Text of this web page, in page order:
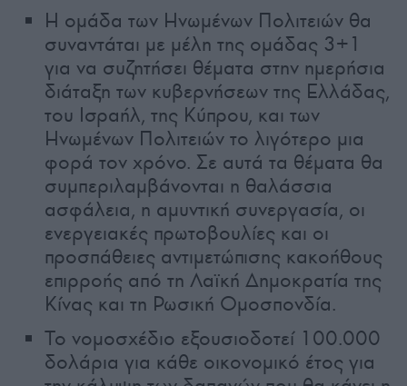
Η ομάδα των Ηνωμένων Πολιτειών θα
συναντάται με μέλη της ομάδας 3+1
για να συζητήσει θέματα στην ημερήσια
διάταξη των κυβερνήσεων της Ελλάδας,
του Ισραήλ, της Κύπρου, και των
Ηνωμένων Πολιτειών το λιγότερο μια
φορά τον χρόνο. Σε αυτά τα θέματα θα
συμπεριλαμβάνονται η θαλάσσια
ασφάλεια, η αμυντική συνεργασία, οι
ενεργειακές πρωτοβουλίες και οι
προσπάθειες αντιμετώπισης κακοήθους
επιρροής από τη Λαϊκή Δημοκρατία της
Κίνας και τη Ρωσική Ομοσπονδία.
Το νομοσχέδιο εξουσιοδοτεί 100.000
δολάρια για κάθε οικονομικό έτος για